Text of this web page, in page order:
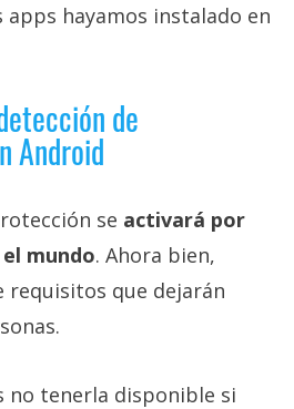
apps hayamos instalado en
de
Android
se activará por
mundo. Ahora bien,
requisitos que dejarán
no tenerla disponible si